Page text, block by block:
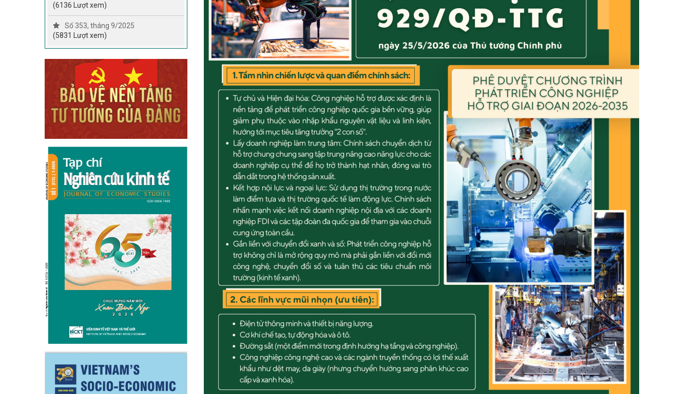
(6136 Lượt xem)
Số 353, tháng 9/2025
(5831 Lượt xem)